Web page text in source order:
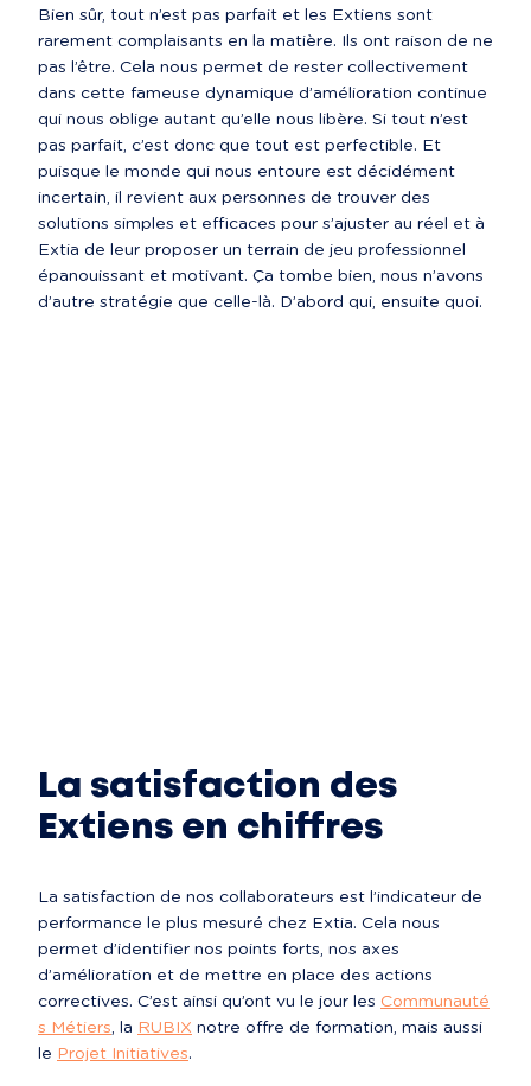
Bien sûr, tout n’est pas parfait et les Extiens sont
rarement complaisants en la matière. Ils ont raison de ne
pas l’être. Cela nous permet de rester collectivement
dans cette fameuse dynamique d’amélioration continue
qui nous oblige autant qu’elle nous libère. Si tout n’est
pas parfait, c’est donc que tout est perfectible. Et
puisque le monde qui nous entoure est décidément
incertain, il revient aux personnes de trouver des
solutions simples et efficaces pour s’ajuster au réel et à
Extia de leur proposer un terrain de jeu professionnel
épanouissant et motivant. Ça tombe bien, nous n’avons
d’autre stratégie que celle-là. D’abord qui, ensuite quoi.
La satisfaction des
Extiens en chiffres
La satisfaction de nos collaborateurs est l’indicateur de
performance le plus mesuré chez Extia. Cela nous
permet d’identifier nos points forts, nos axes
d’amélioration et de mettre en place des actions
correctives. C’est ainsi qu’ont vu le jour les Communauté
s Métiers, la RUBIX notre offre de formation, mais aussi
le Projet Initiatives.